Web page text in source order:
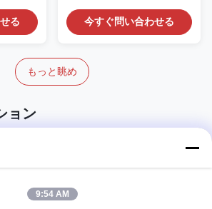
る
Details: Place of...
今すぐ問い合わせる
もっと眺め
ョン
9:54 AM